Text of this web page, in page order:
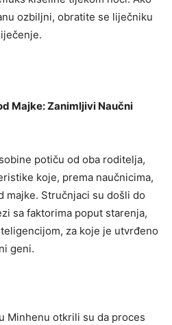
ozbiljni, obratite se liječniku
Majke: Zanimljivi Naučni
potiču od oba roditelja,
koje, prema naučnicima,
majke. Stručnjaci su došli do
sa faktorima poput starenja,
za koje je utvrđeno
geni.
Minhenu otkrili su da proces